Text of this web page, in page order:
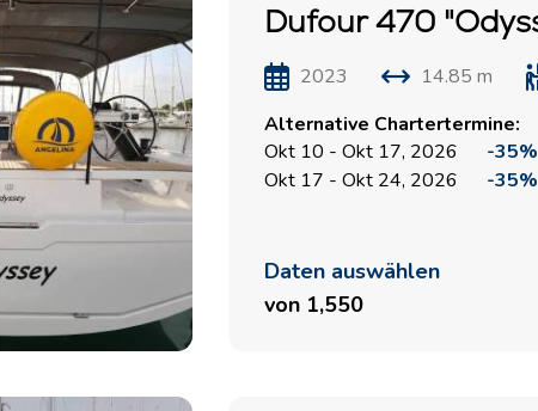
Dufour 470
2023 14.85 m
Alternative Chartertermine:
Okt 10 - Okt 17, 2026
-35%
Okt 17 - Okt 24, 2026
-35%
Daten auswählen
von 1,550